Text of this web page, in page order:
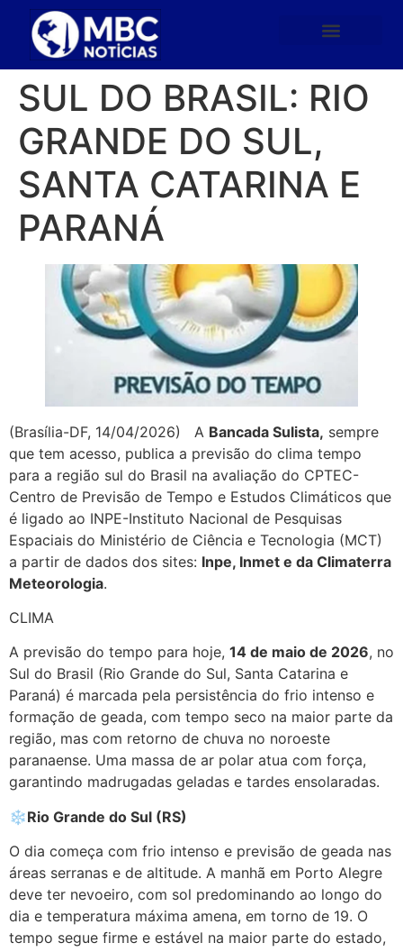
SUL DO BRASIL: RIO
GRANDE DO SUL,
SANTA CATARINA E
PARANÁ
(Brasília-DF, 14/04/2026) A Bancada Sulista, sempre
que tem acesso, publica a previsão do clima tempo
para a região sul do Brasil na avaliação do CPTEC-
Centro de Previsão de Tempo e Estudos Climáticos que
é ligado ao INPE-Instituto Nacional de Pesquisas
Espaciais do Ministério de Ciência e Tecnologia (MCT)
a partir de dados dos sites: Inpe, Inmet e da Climaterra
Meteorologia.
CLIMA
A previsão do tempo para hoje, 14 de maio de 2026, no
Sul do Brasil (Rio Grande do Sul, Santa Catarina e
Paraná) é marcada pela persistência do frio intenso e
formação de geada, com tempo seco na maior parte da
região, mas com retorno de chuva no noroeste
paranaense. Uma massa de ar polar atua com força,
garantindo madrugadas geladas e tardes ensolaradas.
❄Rio Grande do Sul (RS)
O dia começa com frio intenso e previsão de geada nas
áreas serranas e de altitude. A manhã em Porto Alegre
deve ter nevoeiro, com sol predominando ao longo do
dia e temperatura máxima amena, em torno de 19. O
tempo segue firme e estável na maior parte do estado,